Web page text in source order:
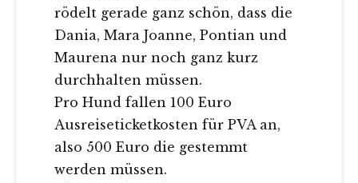
rödelt gerade ganz schön, dass die
Dania, Mara Joanne, Pontian und
Maurena nur noch ganz kurz
durchhalten müssen.
Pro Hund fallen 100 Euro
Ausreiseticketkosten für PVA an,
also 500 Euro die gestemmt
werden müssen.